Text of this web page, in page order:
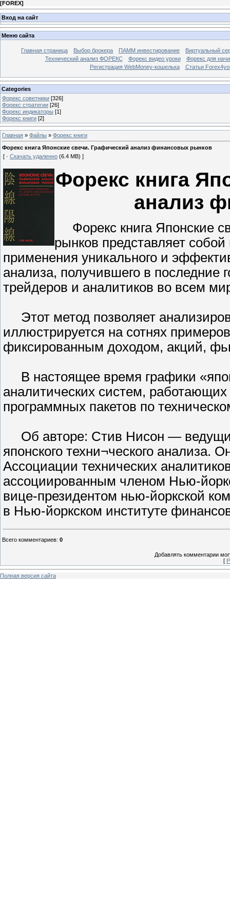
[FOREX]
Вход на сайт
Меню сайта
Главная страница Выбор брокера ПАММ инвестирование
Виртуальный
Технический анализ ФОРЕКС
Форекс видео уроки
Форекс для
Регистрация WebMoney-кошелька
Статьи
Categories
Форекс cоветники [326]
Форекс стратегии [26]
Форекс индикаторы [1]
Форекс книги [2]
Главная » Файлы » Форекс книги
Форекс книга Японские свечи. Графический анализ финансовых рынков
[ · Скачать удаленно (6.4 MB) ]
Форекс книга
анализ
Форекс книга Японские
рынков представляет
применения уникального и
анализа, получившего в последние
трейдеров и аналитиков во всем
Этот метод позволяет
иллюстрируется на сотнях
фиксированным доходом, акций,
В настоящее время графики
аналитических систем,
программных пакетов по
Об авторе: Стив Нисон —
японского техни¬ческого анализа.
Ассоциации технических
ассоциированным членом Нью-
вице-президентом нью-йоркской
в Нью-йоркском институте
Всего комментариев: 0
Добавлять комментарии
[
Полная версия сайта